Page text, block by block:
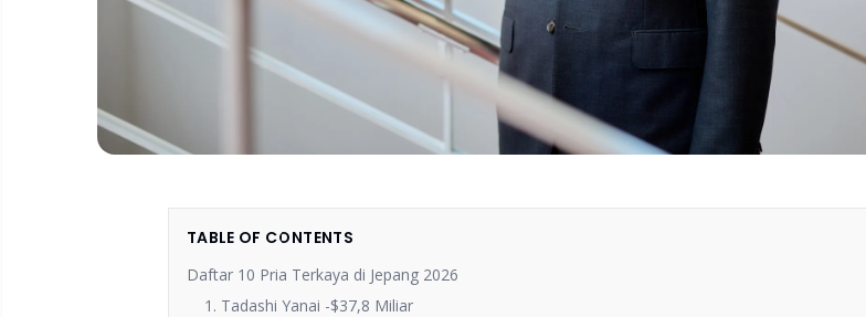
TABLE OF CONTENTS
Daftar 10 Pria Terkaya di Jepang 2026
1. Tadashi Yanai -$37,8 Miliar